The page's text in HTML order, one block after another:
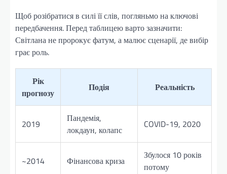
Щоб розібратися в силі її слів, погляньмо на ключові
передбачення. Перед таблицею варто зазначити:
Світлана не пророкує фатум, а малює сценарії, де вибір
грає роль.
Рік
прогнозу
Подія Реальність
2019
Пандемія,
локдаун, колапс
COVID-19, 2020
~2014 Фінансова криза
Збулося 10 років
потому